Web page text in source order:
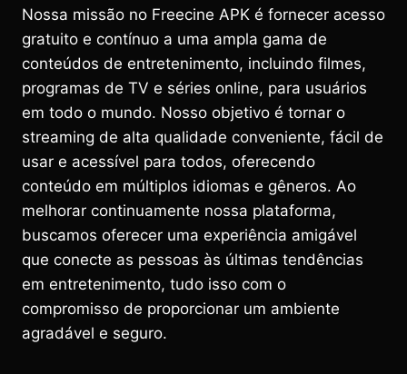
Nossa missão no Freecine APK é fornecer acesso
gratuito e contínuo a uma ampla gama de
conteúdos de entretenimento, incluindo filmes,
programas de TV e séries online, para usuários
em todo o mundo. Nosso objetivo é tornar o
streaming de alta qualidade conveniente, fácil de
usar e acessível para todos, oferecendo
conteúdo em múltiplos idiomas e gêneros. Ao
melhorar continuamente nossa plataforma,
buscamos oferecer uma experiência amigável
que conecte as pessoas às últimas tendências
em entretenimento, tudo isso com o
compromisso de proporcionar um ambiente
agradável e seguro.